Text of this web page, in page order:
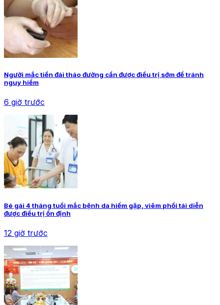
Người mắc tiền đái tháo đường cần được điều trị sớm để tránh
nguy hiểm
6 giờ trước
Bé gái 4 tháng tuổi mắc bệnh da hiếm gặp, viêm phổi tái diễn
được điều trị ổn định
12 giờ trước